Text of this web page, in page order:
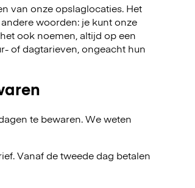
van onze opslaglocaties. Het
woorden: je kunt onze
ook noemen, altijd op een
of dagtarieven, ongeacht hun
te bewaren. We weten
Vanaf de tweede dag betalen